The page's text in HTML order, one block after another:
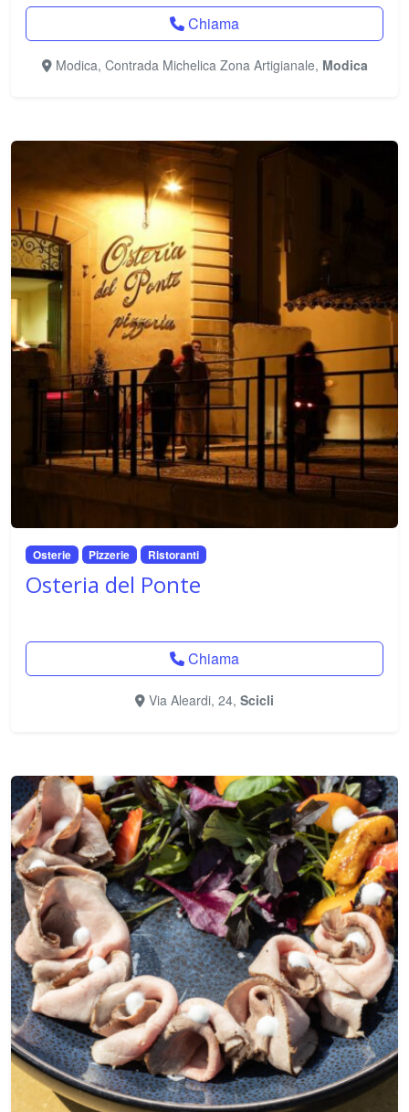
Chiama
Modica, Contrada Michelica Zona Artigianale, Modica
Osterie Pizzerie Ristoranti
Osteria del Ponte
Chiama
Via Aleardi, 24, Scicli